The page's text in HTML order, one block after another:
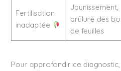
Fertilisation
inadaptée
Jaunissement,
brûlure des
de feuilles
Pour approfondir ce